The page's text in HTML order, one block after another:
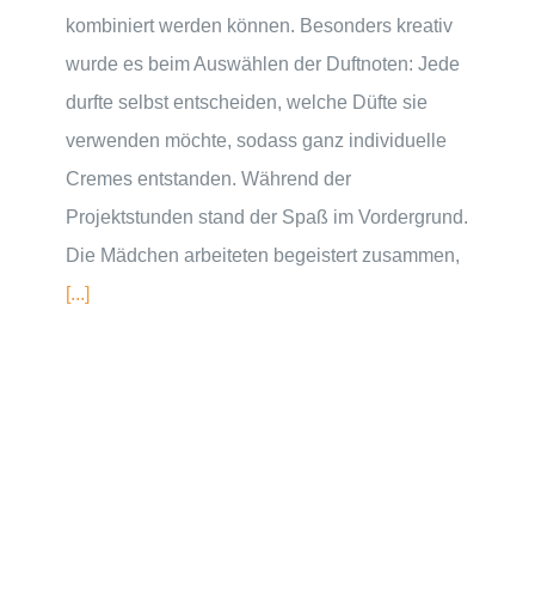
kombiniert werden können. Besonders kreativ
wurde es beim Auswählen der Duftnoten: Jede
durfte selbst entscheiden, welche Düfte sie
verwenden möchte, sodass ganz individuelle
Cremes entstanden. Während der
Projektstunden stand der Spaß im Vordergrund.
Die Mädchen arbeiteten begeistert zusammen,
[...]